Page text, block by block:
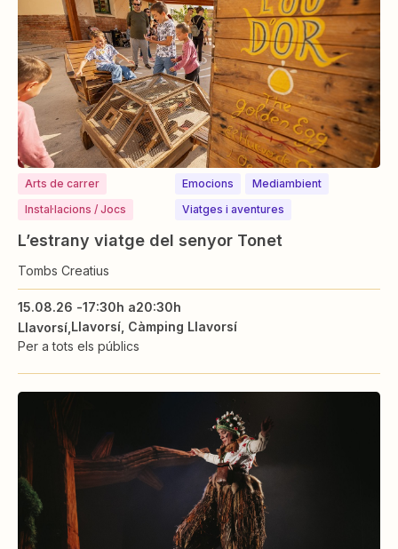
Arts de carrer
Instal·lacions / Jocs
Emocions
Mediambient
Viatges i aventures
L’estrany viatge del senyor Tonet
Tombs Creatius
15.08.26 -17:30h a20:30h
Llavorsí Llavorsí, Càmping Llavorsí
Per a tots els públics